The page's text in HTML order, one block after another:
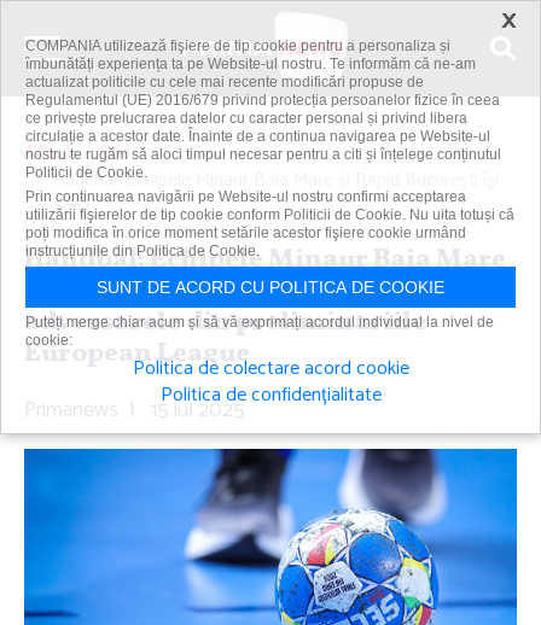
Acasă
Știri
Handbal: Echipele Minaur Baia Mare şi Rapid Bucureşti îşi
cunosc...
Handbal: Echipele Minaur Baia Mare
şi Rapid Bucureşti îşi cunosc
adversarele din preliminariile
European League
Primanews | 15 iul 2025
×
COMPANIA utilizează fişiere de tip cookie pentru a personaliza și
îmbunătăți experiența ta pe Website-ul nostru. Te informăm că ne-am
actualizat politicile cu cele mai recente modificări propuse de
Regulamentul (UE) 2016/679 privind protecția persoanelor fizice în ceea
ce privește prelucrarea datelor cu caracter personal și privind libera
circulație a acestor date. Înainte de a continua navigarea pe Website-ul
nostru te rugăm să aloci timpul necesar pentru a citi și înțelege conținutul
Politicii de Cookie.
Prin continuarea navigării pe Website-ul nostru confirmi acceptarea
utilizării fişierelor de tip cookie conform Politicii de Cookie. Nu uita totuși că
poți modifica în orice moment setările acestor fişiere cookie urmând
instrucțiunile din Politica de Cookie.
SUNT DE ACORD CU POLITICA DE COOKIE
Puteți merge chiar acum și să vă exprimați acordul individual la nivel de
cookie:
Politica de colectare acord cookie
Politica de confidențialitate